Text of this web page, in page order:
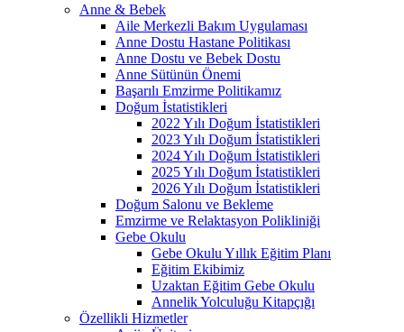
Anne & Bebek
Aile Merkezli Bakım Uygulaması
Anne Dostu Hastane Politikası
Anne Dostu ve Bebek Dostu
Anne Sütünün Önemi
Başarılı Emzirme Politikamız
Doğum İstatistikleri
2022 Yılı Doğum İstatistikleri
2023 Yılı Doğum İstatistikleri
2024 Yılı Doğum İstatistikleri
2025 Yılı Doğum İstatistikleri
2026 Yılı Doğum İstatistikleri
Doğum Salonu ve Bekleme
Emzirme ve Relaktasyon Polikliniği
Gebe Okulu
Gebe Okulu Yıllık Eğitim Planı
Eğitim Ekibimiz
Uzaktan Eğitim Gebe Okulu
Annelik Yolculuğu Kitapçığı
Özellikli Hizmetler